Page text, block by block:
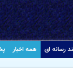
رسانه ای همه اخبار